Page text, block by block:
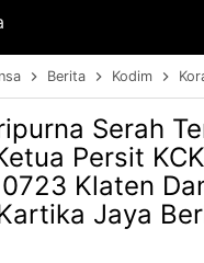
Berita Kodim
Serah
Persit
Klaten
Jaya